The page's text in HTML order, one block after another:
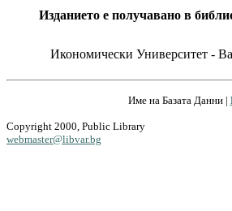
Изданието е получавано в
Икономически Университет -
Име на Базата Данни |
Copyright 2000, Public Library
webmaster@libvar.bg